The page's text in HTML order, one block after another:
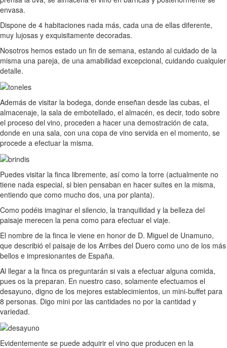
envasa.
Dispone de 4 habitaciones nada más, cada una de ellas diferente,
muy lujosas y exquisitamente decoradas.
Nosotros hemos estado un fin de semana, estando al cuidado de la
misma una pareja, de una amabilidad excepcional, cuidando cualquier
detalle.
Además de visitar la bodega, donde enseñan desde las cubas, el
almacenaje, la sala de embotellado, el almacén, es decir, todo sobre
el proceso del vino, proceden a hacer una demostración de cata,
donde en una sala, con una copa de vino servida en el momento, se
procede a efectuar la misma.
Puedes visitar la finca libremente, así como la torre (actualmente no
tiene nada especial, si bien pensaban en hacer suites en la misma,
entiendo que como mucho dos, una por planta).
Como podéis imaginar el silencio, la tranquilidad y la belleza del
paisaje merecen la pena como para efectuar el viaje.
El nombre de la finca le viene en honor de D. Miguel de Unamuno,
que describió el paisaje de los Arribes del Duero como uno de los más
bellos e impresionantes de España.
Al llegar a la finca os preguntarán si vais a efectuar alguna comida,
pues os la preparan. En nuestro caso, solamente efectuamos el
desayuno, digno de los mejores establecimientos, un mini-buffet para
8 personas. Digo mini por las cantidades no por la cantidad y
variedad.
Evidentemente se puede adquirir el vino que producen en la